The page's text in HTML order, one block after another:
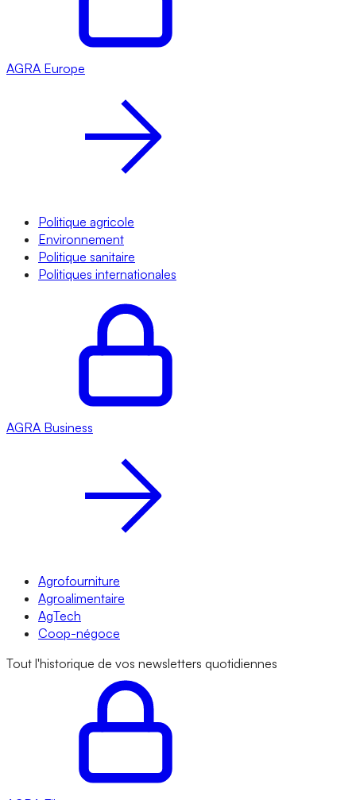
AGRA Europe
Politique agricole
Environnement
Politique sanitaire
Politiques internationales
AGRA Business
Agrofourniture
Agroalimentaire
AgTech
Coop-négoce
Tout l'historique de vos newsletters quotidiennes